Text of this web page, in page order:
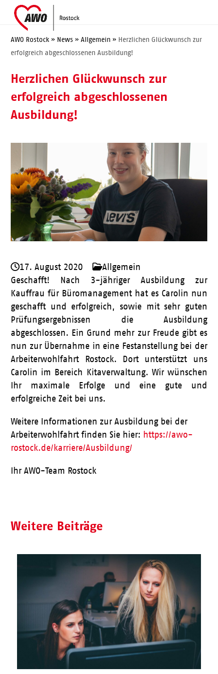
content
Open
mobile
menu
Close
mobile
menu
AWO Rostock » News »Allgemein » Herzlichen Glückwunsch zur
erfolgreich abgeschlossenen Ausbildung!
Herzlichen Glückwunsch zur
erfolgreich abgeschlossenen
Ausbildung!
17. August 2020
Allgemein
Geschafft! Nach 3-jähriger Ausbildung zur
Kauffrau für Büromanagement hat es Carolin nun
geschafft und erfolgreich, sowie mit sehr guten
Prüfungsergebnissen die Ausbildung
abgeschlossen. Ein Grund mehr zur Freude gibt es
nun zur Übernahme in eine Festanstellung bei der
Arbeiterwohlfahrt Rostock. Dort unterstützt uns
Carolin im Bereich Kitaverwaltung. Wir wünschen
Ihr maximale Erfolge und eine gute und
erfolgreiche Zeit bei uns.
Weitere Informationen zur Ausbildung bei der
Arbeiterwohlfahrt finden Sie hier: https://awo-
rostock.de/karriere/Ausbildung/
Ihr AWO-Team Rostock
Weitere Beiträge